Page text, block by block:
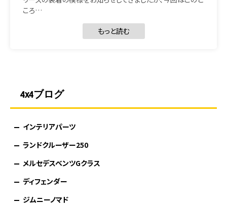
ころ…
もっと読む
4x4ブログ
インテリアパーツ
ランドクルーザー250
メルセデスベンツGクラス
ディフェンダー
ジムニーノマド